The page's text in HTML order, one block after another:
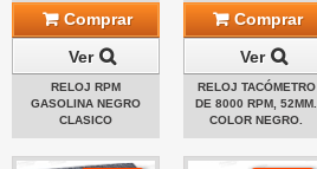
Comprar
Ver
RELOJ RPM
GASOLINA NEGRO
CLASICO
Comprar
Ver
RELOJ TACÓMETRO
DE 8000 RPM, 52MM.
COLOR NEGRO.